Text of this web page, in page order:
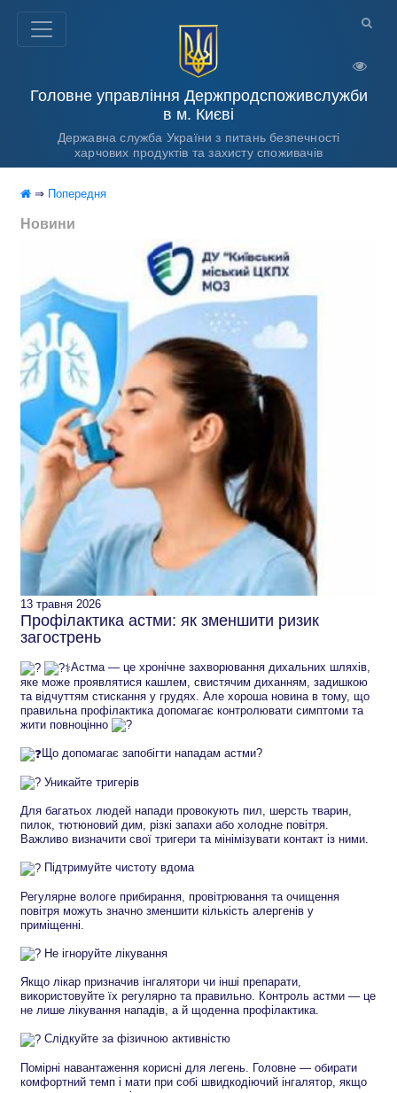
Головне управління Держпродспоживслужби
в м. Києві
Державна служба України з питань безпечності
харчових продуктів та захисту споживачів
⇒ Попередня
Новини
13 травня 2026
Профілактика астми: як зменшити ризик
загострень
Астма — це хронічне захворювання дихальних шляхів,
яке може проявлятися кашлем, свистячим диханням, задишкою
та відчуттям стискання у грудях. Але хороша новина в тому, що
правильна профілактика допомагає контролювати симптоми та
жити повноцінно
Що допомагає запобігти нападам астми?
Уникайте тригерів
Для багатьох людей напади провокують пил, шерсть тварин,
пилок, тютюновий дим, різкі запахи або холодне повітря.
Важливо визначити свої тригери та мінімізувати контакт із ними.
Підтримуйте чистоту вдома
Регулярне вологе прибирання, провітрювання та очищення
повітря можуть значно зменшити кількість алергенів у
приміщенні.
Не ігноруйте лікування
Якщо лікар призначив інгалятори чи інші препарати,
використовуйте їх регулярно та правильно. Контроль астми — це
не лише лікування нападів, а й щоденна профілактика.
Слідкуйте за фізичною активністю
Помірні навантаження корисні для легень. Головне — обирати
комфортний темп і мати при собі швидкодіючий інгалятор, якщо